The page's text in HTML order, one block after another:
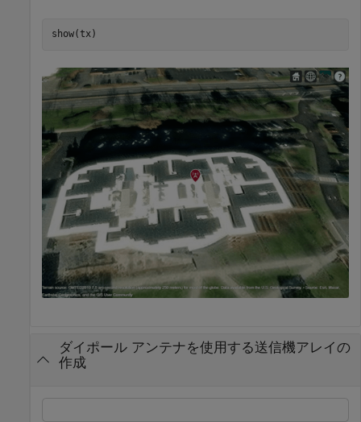
show(tx)
ダイポール アンテナを使用する送信機アレイの
作成